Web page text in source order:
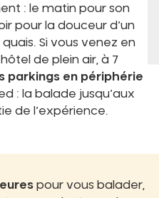
: le matin pour son
pour la douceur d’un
Si vous venez en
de plein air, à 7
parkings en périphérie
: la balade jusqu’aux
de l’expérience.
pour vous balader,